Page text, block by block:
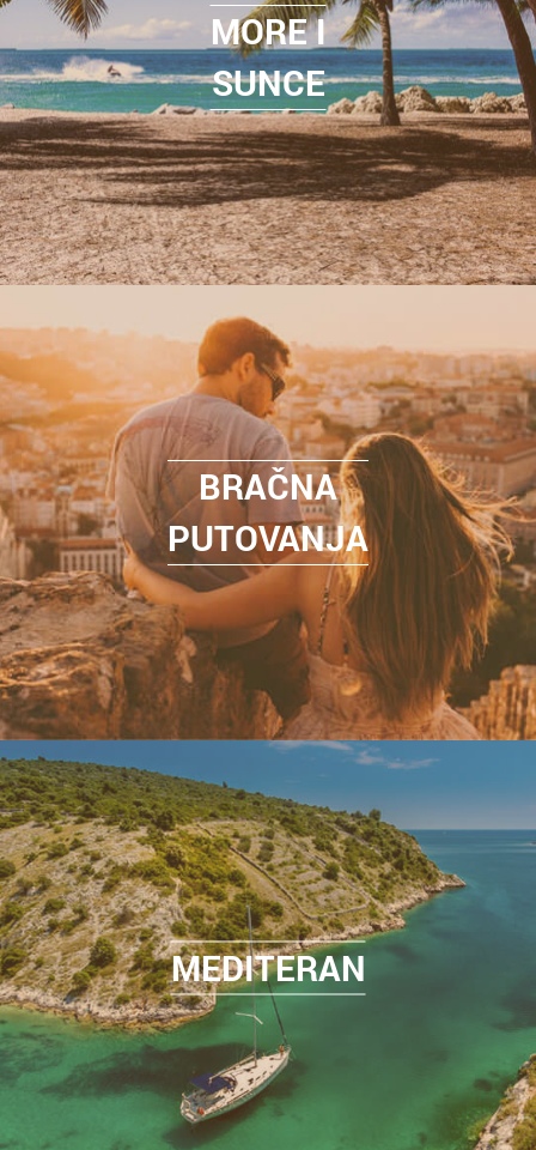
MORE I
SUNCE
BRAČNA
PUTOVANJA
MEDITERAN